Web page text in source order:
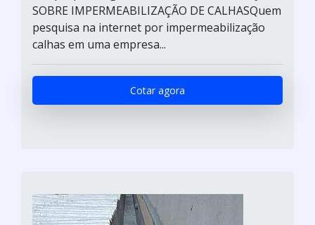
SOBRE IMPERMEABILIZAÇÃO DE CALHASQuem
pesquisa na internet por impermeabilização
calhas em uma empresa...
Cotar agora